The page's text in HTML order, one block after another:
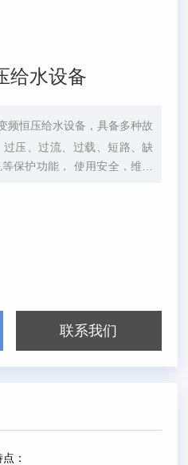
给水设备
频恒压给水设备，具备多种故
压、过流、过载、短路、缺
保护功能， 使用安全，维护
联系我们
：